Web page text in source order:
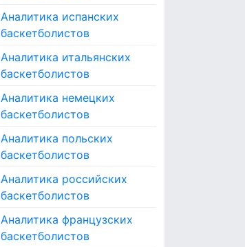
Аналитика испанских
баскетболистов
Аналитика итальянских
баскетболистов
Аналитика немецких
баскетболистов
Аналитика польских
баскетболистов
Аналитика российских
баскетболистов
Аналитика французских
баскетболистов